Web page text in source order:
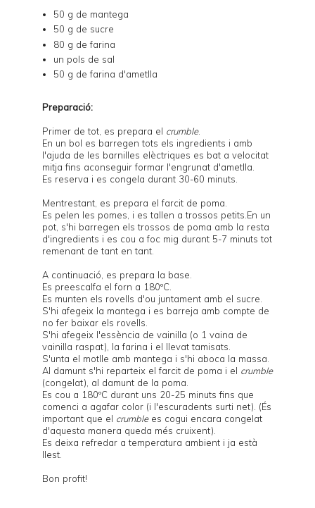
50 g de mantega
50 g de sucre
80 g de farina
un pols de sal
50 g de farina d'ametlla
Preparació:
Primer de tot, es prepara el crumble.
En un bol es barregen tots els ingredients i amb
l'ajuda de les barnilles elèctriques es bat a velocitat
mitja fins aconseguir formar l'engrunat d'ametlla.
Es reserva i es congela durant 30-60 minuts.
Mentrestant, es prepara el farcit de poma.
Es pelen les pomes, i es tallen a trossos petits.En un
pot, s'hi barregen els trossos de poma amb la resta
d'ingredients i es cou a foc mig durant 5-7 minuts tot
remenant de tant en tant.
A continuació, es prepara la base.
Es preescalfa el forn a 180ºC.
Es munten els rovells d'ou juntament amb el sucre.
S'hi afegeix la mantega i es barreja amb compte de
no fer baixar els rovells.
S'hi afegeix l'essència de vainilla (o 1 vaina de
vainilla raspat), la farina i el llevat tamisats.
S'unta el motlle amb mantega i s'hi aboca la massa.
Al damunt s'hi reparteix el farcit de poma i el crumble
(congelat), al damunt de la poma.
Es cou a 180ºC durant uns 20-25 minuts fins que
comenci a agafar color (i l'escuradents surti net). (És
important que el crumblees cogui encara congelat
d'aquesta manera queda més cruixent).
Es deixa refredar a temperatura ambient i ja està
llest.
Bon profit!